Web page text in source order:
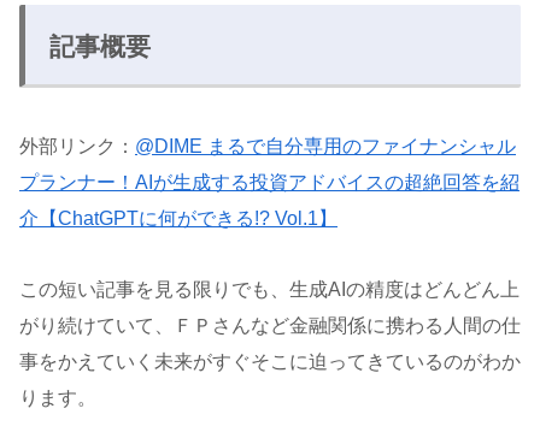
記事概要
外部リンク： @DIME まるで自分専用のファイナンシャル
プランナー！AIが生成する投資アドバイスの超絶回答を紹
介【ChatGPTに何ができる!? Vol.1】
この短い記事を見る限りでも、生成AIの精度はどんどん上
がり続けていて、ＦＰさんなど金融関係に携わる人間の仕
事をかえていく未来がすぐそこに迫ってきているのがわか
ります。